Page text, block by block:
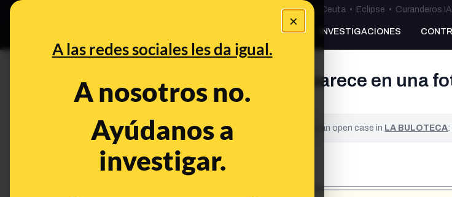
×
A las redes sociales les da igual.
A nosotros no.
Ayúdanos a
investigar.
Especial Ceuta•Bulos Ceuta • Eclipse • Curanderos
PREBUNKING INVESTIGACIONES
¿El científico Stephen Hawking aparece en una
junto a dos mujeres en bikini?
This content has NOT yet been verified. It is an open case in LA BULOTECA